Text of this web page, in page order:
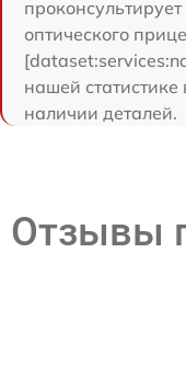
оптического
нашей
наличии деталей.
Отзывы